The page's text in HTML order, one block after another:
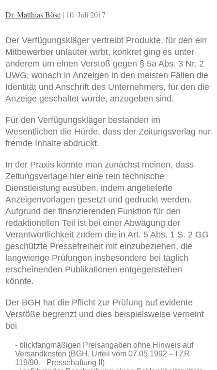
Dr. Matthias Böse | 10. Juli 2017
Der Verfügungskläger vertreibt Produkte, für den ein
Mitbewerber unlauter wirbt, konkret ging es unter
anderem um einen Verstoß gegen § 5a Abs. 3 Nr. 2
UWG, wonach in Anzeigen in den meisten Fällen die
Identität und Anschrift des Unternehmers, für den die
Anzeige geschaltet wurde, anzugeben sind.
Für den Verfügungskläger bestanden im
Wesentlichendie Hürde, dass der Zeitungsverlag nur
fremde Inhalte abdruckt.
In der Praxis könnte man zunächst meinen, dass
Zeitungsverlage hier eine rein technische
Dienstleistung ausüben, indem angelieferte
Anzeigenvorlagen gesetzt und gedruckt werden.
Aufgrund der finanzierenden Funktionfür den
redaktionellen Teil ist bei einer Abwägung der
Verantwortlichkeit zudem die in Art. 5 Abs. 1 S. 2 GG
geschützte Pressefreiheit mit einzubeziehen,die
langwierige Prüfungen insbesondere bei täglich
erscheinenden Publikationen entgegenstehen
könnte.
Der BGH hat die Pflicht zur Prüfung auf evidente
Verstöße begrenzt und dies beispielsweise verneint
bei
blickfangmäßigen Preisangaben ohne Hinweis auf
Versandkosten (BGH, Urteil vom 07.05.1992 – I ZR
119/90 – Pressehaftung II)